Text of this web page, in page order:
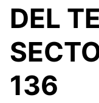
DEL
136